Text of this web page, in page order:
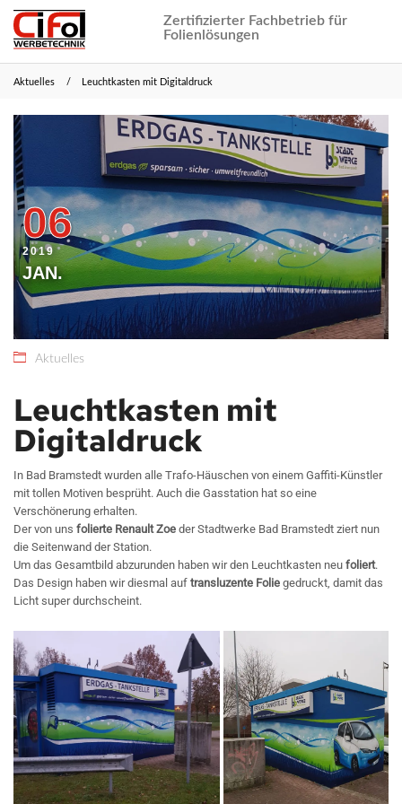
Zertifizierter Fachbetrieb für
Folienlösungen
Aktuelles Leuchtkasten mit Digitaldruck
21.
März
2021
CiFol
Webmaster
06
2019
JAN.
Aktuelles
Leuchtkasten mit
Digitaldruck
In Bad Bramstedt wurden alle Trafo-Häuschen von einem Gaffiti-Künstler
mit tollen Motiven besprüht. Auch die Gasstation hat so eine
Verschönerung erhalten.
Der von uns folierte Renault Zoe der Stadtwerke Bad Bramstedt ziert nun
die Seitenwand der Station.
Um das Gesamtbild abzurunden haben wir den Leuchtkasten neu foliert.
Das Design haben wir diesmal auf transluzente Folie gedruckt, damit das
Licht super durchscheint.